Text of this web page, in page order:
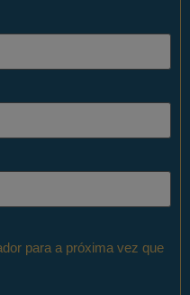
para a próxima vez que